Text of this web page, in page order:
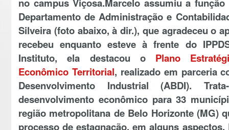
no campus Viçosa.Marcelo assumiu a
Departamento de Administração e
Silveira (foto abaixo, à dir.), que agradeceu o
recebeu enquanto esteve à frente do
Instituto, ela destacou o Plano
Econômico Territorial, realizado em parceria
Desenvolvimento Industrial (ABDI).
desenvolvimento econômico para 33
região metropolitana de Belo Horizonte (MG)
processo de estagnação, em alguns